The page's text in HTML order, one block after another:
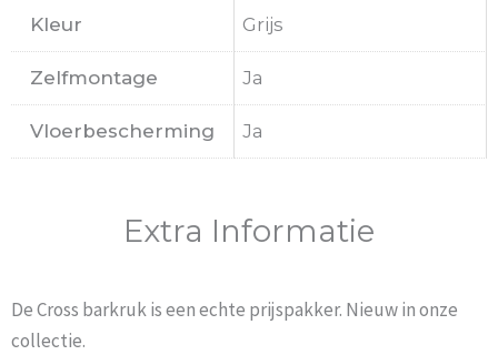
Kleur Grijs
Zelfmontage Ja
Vloerbescherming Ja
Extra Informatie
De Cross barkruk is een echte prijspakker. Nieuw in onze
collectie.